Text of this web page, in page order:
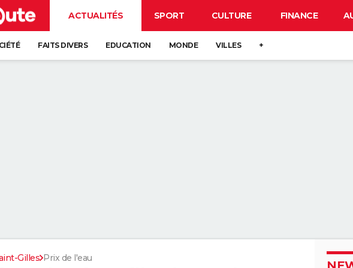
ACTUALITÉS SPORT CULTURE FINANCE
FAITS DIVERS EDUCATION MONDE VILLES +
Gilles Prix de l'eau